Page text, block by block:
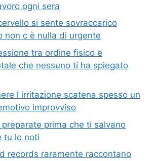
ogni sera
si sente sovraccarico
non c è nulla di urgente
tra ordine fisico e
che nessuno ti ha spiegato
l irritazione scatena spesso un
improvviso
preparate prima che ti salvano
tu lo noti
records raramente raccontano